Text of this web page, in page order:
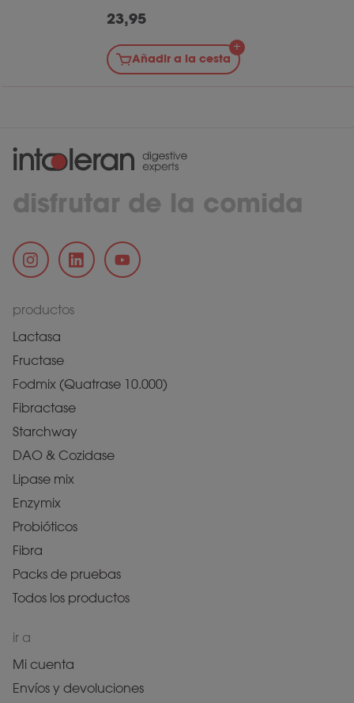
23,95
Añadir a la cesta
disfrutar de la comida
productos
Lactasa
Fructase
Fodmix (Quatrase 10.000)
Fibractase
Starchway
DAO & Cozidase
Lipase mix
Enzymix
Probióticos
Fibra
Packs de pruebas
Todos los productos
ir a
Mi cuenta
Envíos y devoluciones